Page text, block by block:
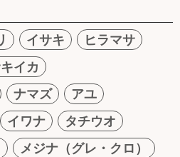
イサキ
ヒラマサ
イカ
ナマズ
アユ
イワナ
タチウオ
メジナ（グレ・クロ）